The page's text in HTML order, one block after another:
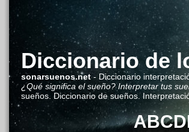
Diccionario de
sonarsuenos.net- Diccionario
¿Qué significa el sueño? Interpretar tus
sueños. Diccionario de sueños.
ABCD